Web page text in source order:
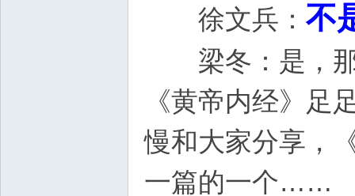
徐文兵： 不
梁冬：是，那
《黄帝内经》足
慢和大家分享，
一篇的一个……